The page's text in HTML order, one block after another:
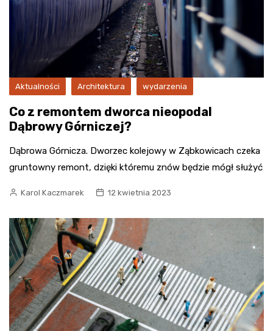
Aktualności Architektura wydarzenia
Co z remontem dworca nieopodal
Dąbrowy Górniczej?
Dąbrowa Górnicza. Dworzec kolejowy w Ząbkowicach czeka
gruntowny remont, dzięki któremu znów będzie mógł służyć
Karol Kaczmarek 12 kwietnia 2023